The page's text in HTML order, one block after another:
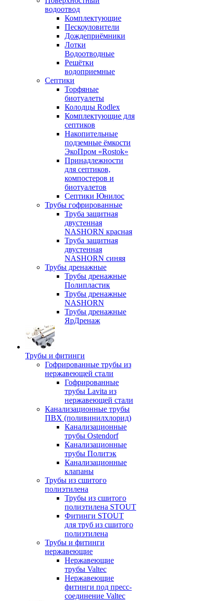
водоотвод
Комплектующие
Пескоуловители
Дождеприёмники
Лотки
Водоотводные
Решётки
водоприемные
Септики
Торфяные
биотуалеты
Колодцы Rodlex
Комплектующие для
септиков
Накопительные
подземные ёмкости
ЭкоПром «Rostok»
Принадлежности
для септиков,
компостеров и
биотуалетов
Септики Юнилос
Трубы гофрированные
Труба защитная
двустенная
NASHORN красная
Труба защитная
двустенная
NASHORN синяя
Трубы дренажные
Трубы дренажные
Полипластик
Трубы дренажные
NASHORN
Трубы дренажные
ЯрДренаж
Трубы и фитинги
Гофрированные трубы из
нержавеющей стали
Гофрированные
трубы Lavita из
нержавеющей стали
Канализационные трубы
ПВХ (поливинилхлорид)
Канализационные
трубы Ostendorf
Канализационные
трубы Политэк
Канализационные
клапаны
Трубы из сшитого
полиэтилена
Трубы из сшитого
полиэтилена STOUT
Фитинги STOUT
для труб из сшитого
полиэтилена
Трубы и фитинги
нержавеющие
Нержавеющие
трубы Valtec
Нержавеющие
фитинги под пресс-
соединение Valtec